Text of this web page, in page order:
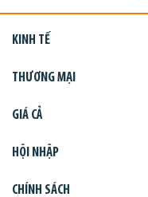
KINH TẾ
THƯƠNG MẠI
GIÁ CẢ
HỘI NHẬP
CHÍNH SÁCH